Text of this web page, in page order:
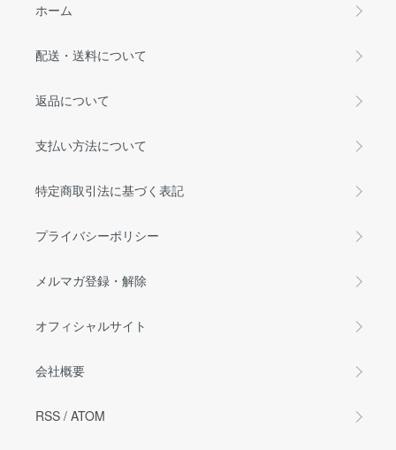
ホーム
配送・送料について
返品について
支払い方法について
特定商取引法に基づく表記
プライバシーポリシー
メルマガ登録・解除
オフィシャルサイト
会社概要
RSS / ATOM